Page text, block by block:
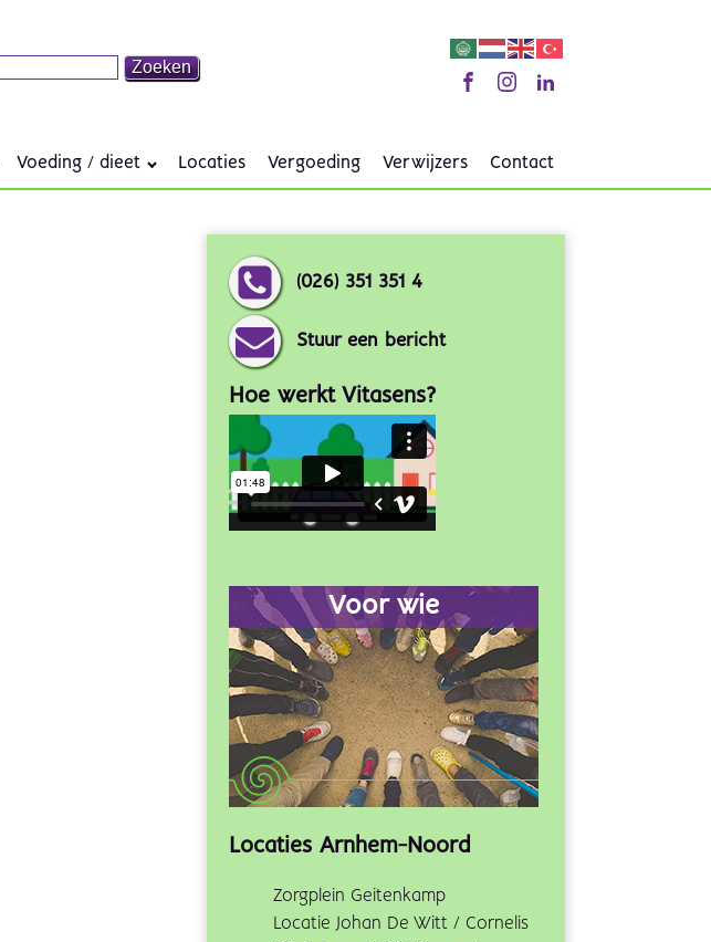
Voeding / dieet Locaties Vergoeding Verwijzers Contact
(026) 351 351 4
Stuur een bericht
Hoe werkt Vitasens?
Voor wie
Locaties Arnhem-Noord
Zorgplein Geitenkamp
Locatie Johan De Witt / Cornelis